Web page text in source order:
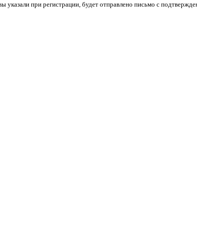
при регистрации, будет отправлено письмо с